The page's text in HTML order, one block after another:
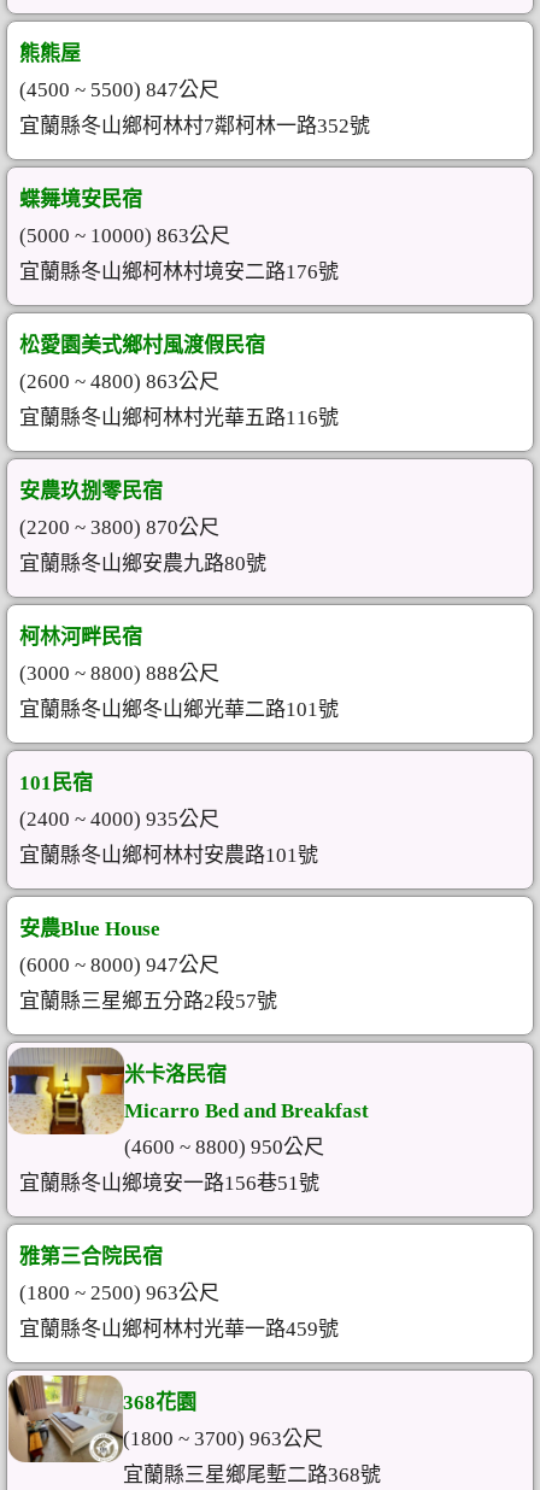
熊熊屋
(4500 ~ 5500) 847公尺
宜蘭縣冬山鄉柯林村7鄰柯林一路352號
蝶舞境安民宿
(5000 ~ 10000) 863公尺
宜蘭縣冬山鄉柯林村境安二路176號
松愛園美式鄉村風渡假民宿
(2600 ~ 4800) 863公尺
宜蘭縣冬山鄉柯林村光華五路116號
安農玖捌零民宿
(2200 ~ 3800) 870公尺
宜蘭縣冬山鄉安農九路80號
柯林河畔民宿
(3000 ~ 8800) 888公尺
宜蘭縣冬山鄉冬山鄉光華二路101號
101民宿
(2400 ~ 4000) 935公尺
宜蘭縣冬山鄉柯林村安農路101號
安農Blue House
(6000 ~ 8000) 947公尺
宜蘭縣三星鄉五分路2段57號
米卡洛民宿
Micarro Bed and Breakfast
(4600 ~ 8800) 950公尺
宜蘭縣冬山鄉境安一路156巷51號
雅第三合院民宿
(1800 ~ 2500) 963公尺
宜蘭縣冬山鄉柯林村光華一路459號
368花園
(1800 ~ 3700) 963公尺
宜蘭縣三星鄉尾塹二路368號